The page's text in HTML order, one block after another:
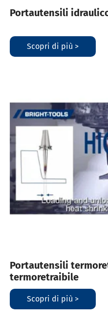
Portautensili
Scopri di più >
Portautensili
termoretraibile
Scopri di più >